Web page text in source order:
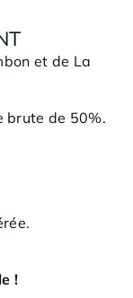
et de La
brute de 50%.
!